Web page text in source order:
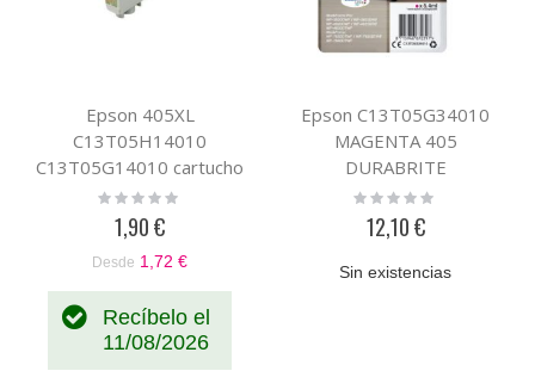
Epson 405XL
C13T05H14010
C13T05G14010 cartucho
de tinta compatible
pigmentada negro
Rating:
1,90 €
Desde 1,72 €
Recíbelo el
11/08/2026
Epson C13T05G34010
MAGENTA 405
DURABRITE
Rating:
12,10 €
Sin existencias